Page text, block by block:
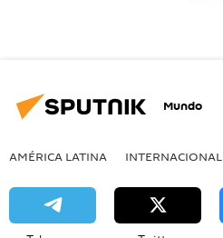
Mundo
AMÉRICA LATINA INTERNACIONAL